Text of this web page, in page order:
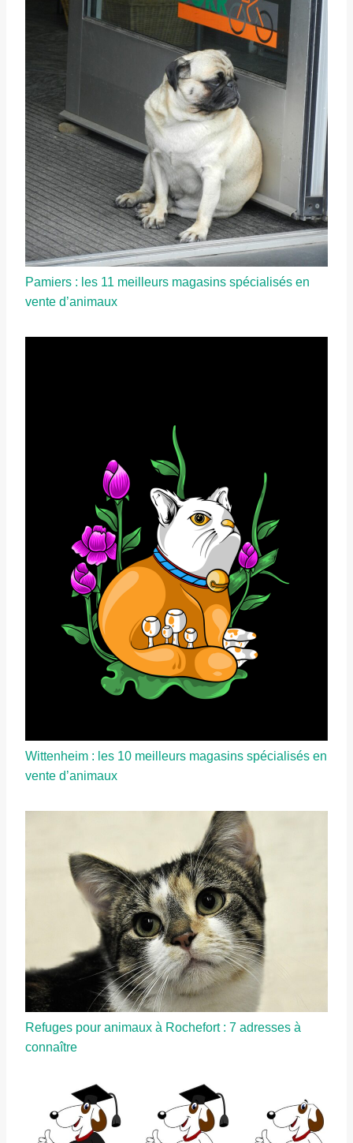
Pamiers : les 11 meilleurs magasins spécialisés en
vente d’animaux
Wittenheim : les 10 meilleurs magasins spécialisés en
vente d’animaux
Refuges pour animaux à Rochefort : 7 adresses à
connaître